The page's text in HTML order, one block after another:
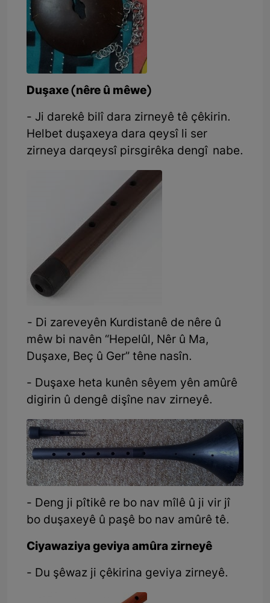
Duşaxe (nêre û mêwe)
- Ji darekê bilî dara zirneyê tê çêkirin.
Helbet duşaxeya dara qeysî li ser
zirneya darqeysî pirsgirêka dengî nabe.
- Di zareveyên Kurdistanê de nêre û
mêw bi navên “Hepelûl, Nêr û Ma,
Duşaxe, Beç û Ger” têne nasîn.
- Duşaxe heta kunên sêyem yên amûrê
digirin û dengê dişîne nav zirneyê.
- Deng ji pîtikê re bo nav mîlê û ji vir jî
bo duşaxeyê û paşê bo nav amûrê tê.
Ciyawaziya geviya amûra zirneyê
- Du şêwaz ji çêkirina geviya zirneyê.